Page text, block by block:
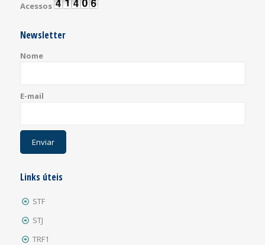
Acessos
Newsletter
Nome
E-mail
Links úteis
STF
STJ
TRF1